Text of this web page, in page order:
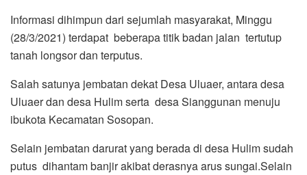
Informasi dihimpun dari sejumlah masyarakat, Minggu
(28/3/2021) terdapat beberapa titik badan jalan tertutup
tanah longsor dan terputus.
Salah satunya jembatan dekat Desa Uluaer, antara desa
Uluaer dan desa Hulim serta desa Sianggunan menuju
ibukota Kecamatan Sosopan.
Selain jembatan darurat yang berada di desa Hulim sudah
putus dihantam banjir akibat derasnya arus sungai.Selain